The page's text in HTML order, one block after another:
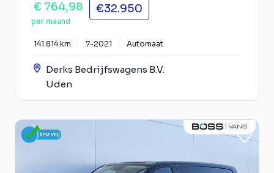
€ 764,98
per maand
€32.950
141.814 km 7-2021 Automaat
Derks Bedrijfswagens B.V.
Uden